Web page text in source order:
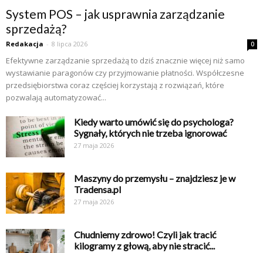
System POS – jak usprawnia zarządzanie
sprzedażą?
Redakacja - 8 lipca 2026 0
Efektywne zarządzanie sprzedażą to dziś znacznie więcej niż samo
wystawianie paragonów czy przyjmowanie płatności. Współczesne
przedsiębiorstwa coraz częściej korzystają z rozwiązań, które
pozwalają automatyzować...
Kiedy warto umówić się do psychologa?
Sygnały, których nie trzeba ignorować
27 maja 2026
Maszyny do przemysłu – znajdziesz je w
Tradensa.pl
27 maja 2026
Chudniemy zdrowo! Czyli jak tracić
kilogramy z głową, aby nie stracić...